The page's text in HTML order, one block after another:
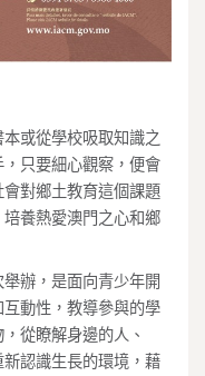
或從學校吸取知識之
只要細心觀察，便會
對鄉土教育這個課題
養熱愛澳門之心和鄉
辦，是面向青少年開
動性，教導參與的學
從瞭解身邊的人、
認識生長的環境，藉